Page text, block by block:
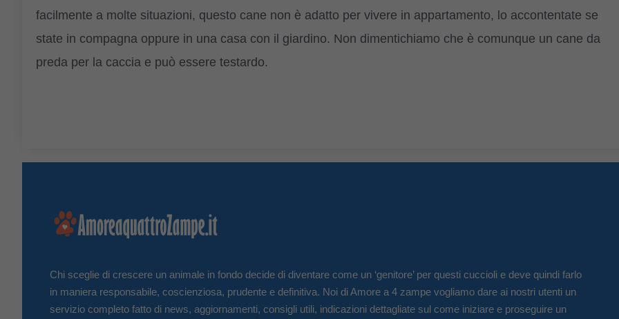
facilmente a molte situazioni, questo cane non è adatto per vivere in appartamento, lo accontentate se
state in compagna oppure in una casa con il giardino. Non dimentichiamo che è comunque un cane da
preda per la caccia e può essere testardo.
Chi sceglie di crescere un animale in fondo decide di diventare come un ‘genitore’ per questi cuccioli e deve quindi farlo
in maniera responsabile, coscienziosa, prudente e definitiva. Noi di Amore a 4 zampe vogliamo dare ai nostri utenti un
servizio completo fatto di news, aggiornamenti, consigli utili, indicazioni dettagliate sul come iniziare e proseguire un